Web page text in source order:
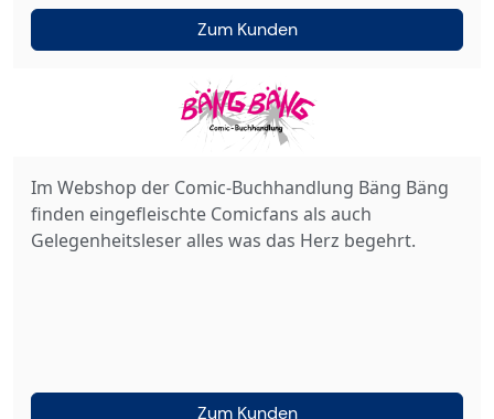
Zum Kunden
Im Webshop der Comic-Buchhandlung Bäng Bäng
finden eingefleischte Comicfans als auch
Gelegenheitsleser alles was das Herz begehrt.
Zum Kunden